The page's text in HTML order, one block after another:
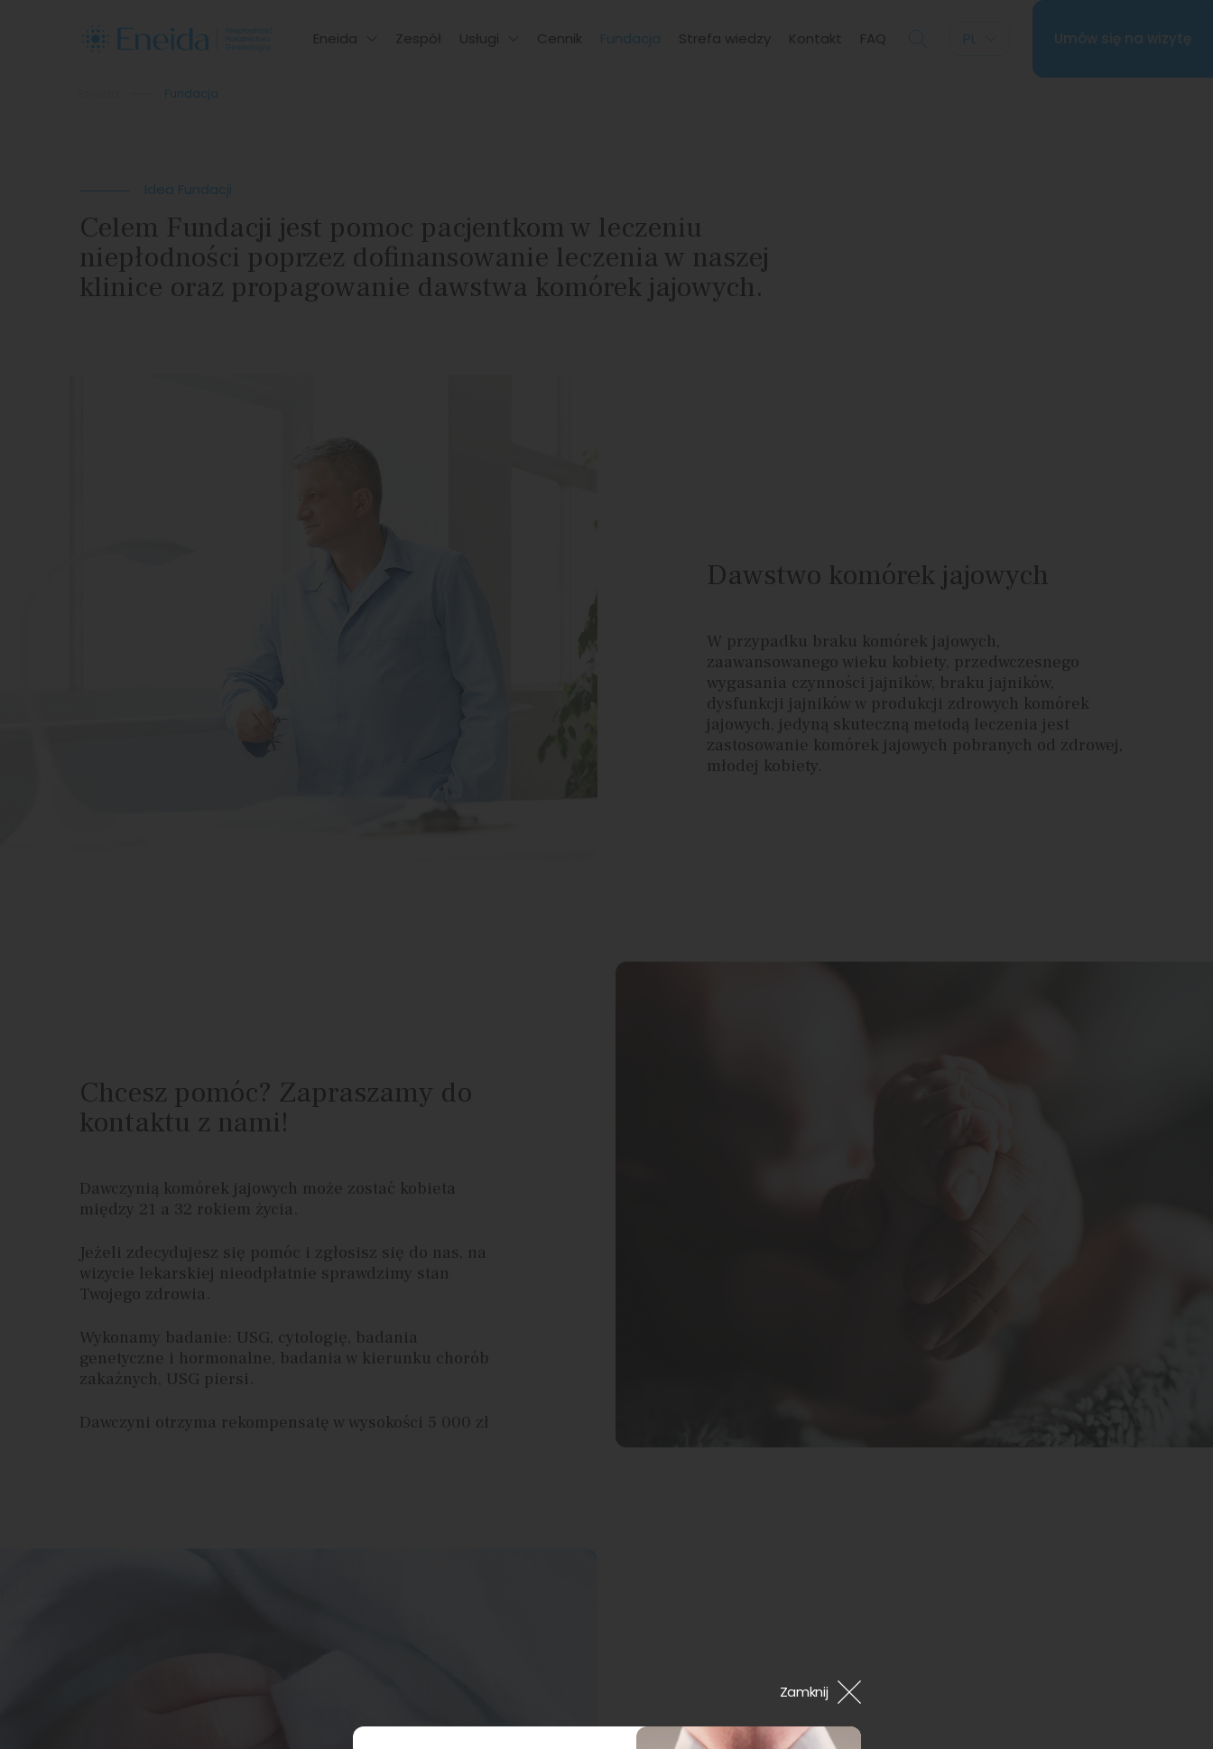
Eneida Zespół Usługi Cennik Fundacja Strefa wiedzy Kontakt FAQ PL Umów się na wizytę
Fundacja
Idea Fundacji
Celem Fundacji jest pomoc pacjentkom w leczeniu
niepłodności poprzez dofinansowanie leczenia w naszej
klinice oraz propagowanie dawstwa komórek jajowych.
Dawstwo komórek jajowych
W przypadku braku komórek jajowych,
zaawansowanego wieku kobiety, przedwczesnego
wygasania czynności jajników, braku jajników,
dysfunkcji jajników w produkcji zdrowych komórek
jajowych, jedyną skuteczną metodą leczenia jest
zastosowanie komórek jajowych pobranych od zdrowej,
młodej kobiety.
Chcesz pomóc? Zapraszamy do
kontaktu z nami!
Dawczynią komórek jajowych może zostać kobieta
między 21 a 32 rokiem życia.
Jeżeli zdecydujesz się pomóc i zgłosisz się do nas, na
wizycie lekarskiej nieodpłatnie sprawdzimy stan
Twojego zdrowia.
Wykonamy badanie: USG, cytologię, badania
genetyczne i hormonalne, badania w kierunku chorób
zakaźnych, USG piersi.
Dawczyni otrzyma rekompensatę w wysokości 5 000 zł
Zamknij